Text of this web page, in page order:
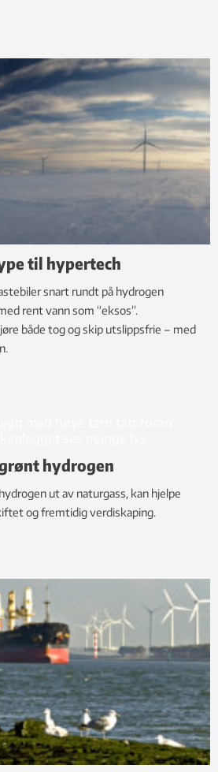
til hypertech
snart rundt på hydrogen
rent vann som “eksos”.
både tog og skip utslippsfrie – med
hydrogen
ut av naturgass, kan hjelpe
og fremtidig verdiskaping.